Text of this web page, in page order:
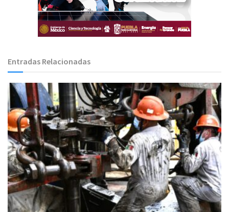
Entradas Relacionadas